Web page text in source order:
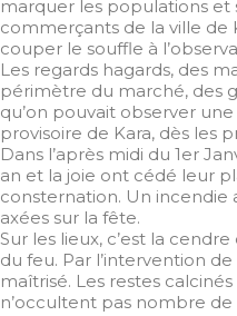
marquer les populations et
commerçants de la ville de
couper le souffle à
Les regards hagards, des
périmètre du marché, des
qu’on pouvait observer
provisoire de Kara, dès les
Dans l’après midi du 1er
an et la joie ont cédé leur
consternation. Un incendie
axées sur la fête.
Sur les lieux, c’est la
du feu. Par l’intervention
maîtrisé. Les restes
n’occultent pas nombre